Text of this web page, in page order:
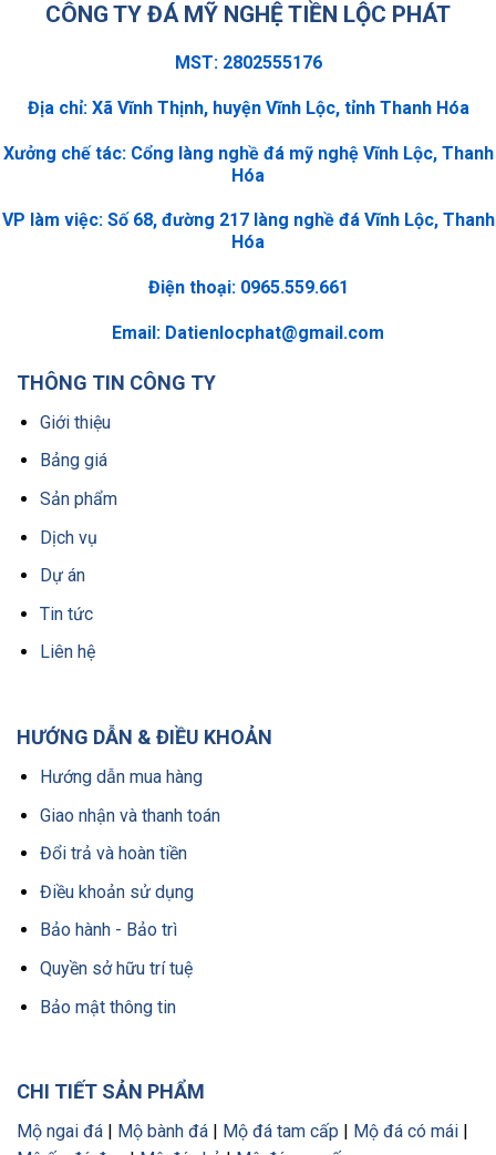
CÔNG TY ĐÁ MỸ NGHỆ TIỀN LỘC PHÁT
MST: 2802555176
Địa chỉ: Xã Vĩnh Thịnh, huyện Vĩnh Lộc, tỉnh Thanh Hóa
Xưởng chế tác: Cổng làng nghề đá mỹ nghệ Vĩnh Lộc, Thanh
Hóa
VP làm việc: Số 68, đường 217 làng nghề đá Vĩnh Lộc, Thanh
Hóa
Điện thoại: 0965.559.661
Email: Datienlocphat@gmail.com
THÔNG TIN CÔNG TY
Giới thiệu
Bảng giá
Sản phẩm
Dịch vụ
Dự án
Tin tức
Liên hệ
HƯỚNG DẪN & ĐIỀU KHOẢN
Hướng dẫn mua hàng
Giao nhận và thanh toán
Đổi trả và hoàn tiền
Điều khoản sử dụng
Bảo hành - Bảo trì
Quyền sở hữu trí tuệ
Bảo mật thông tin
CHI TIẾT SẢN PHẨM
Mộ ngai đá Mộ bành đá Mộ đá tam cấp Mộ đá có mái